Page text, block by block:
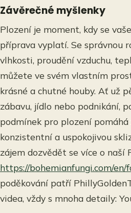
Závěrečné myšlenky
Plození je moment, kdy se
příprava vyplatí. Se správnou
vlhkosti, proudění vzduchu,
můžete ve svém vlastním
krásné a chutné houby. Ať už
zábavu, jídlo nebo podnikání,
podmínek pro plození
konzistentní a uspokojivou
zájem dozvědět se více o naší
https://bohemianfungi.com/en/
poděkování patří
videa, vždy s mnoha detaily: